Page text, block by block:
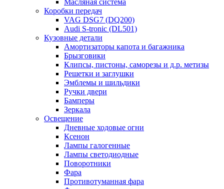
Масляная система
Коробки передач
VAG DSG7 (DQ200)
Audi S-tronic (DL501)
Кузовные детали
Амортизаторы капота и багажника
Брызговики
Клипсы, пистоны, саморезы и д.р. метизы
Решетки и заглушки
Эмблемы и шильдики
Ручки двери
Бамперы
Зеркала
Освещение
Дневные ходовые огни
Ксенон
Лампы галогенные
Лампы светодиодные
Поворотники
Фара
Противотуманная фара